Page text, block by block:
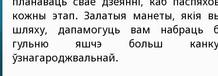
кожны этап. Залатыя манеты, якія
шляху, дапамогуць вам набраць
гульню яшчэ больш
ўзнагароджвальнай.